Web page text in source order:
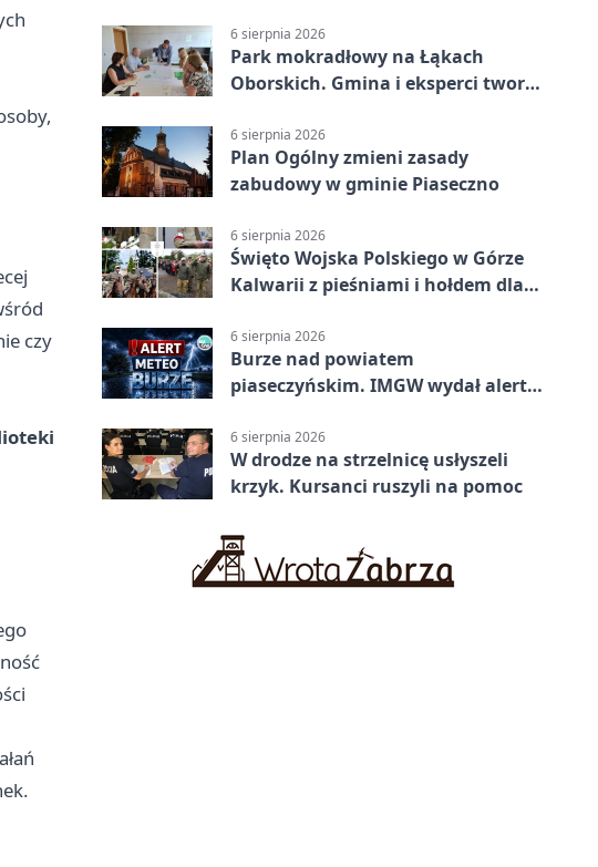
czy
6 sierpnia 2026
Park mokradłowy na Łąkach
Oborskich. Gmina i eksperci tworzą
6 sierpnia 2026
Plan Ogólny zmieni zasady
zabudowy w gminie Piaseczno
6 sierpnia 2026
Święto Wojska Polskiego w Górze
Kalwarii z pieśniami i hołdem dla
6 sierpnia 2026
Burze nad powiatem
piaseczyńskim. IMGW wydał alert
6 sierpnia 2026
W drodze na strzelnicę usłyszeli
krzyk. Kursanci ruszyli na pomoc